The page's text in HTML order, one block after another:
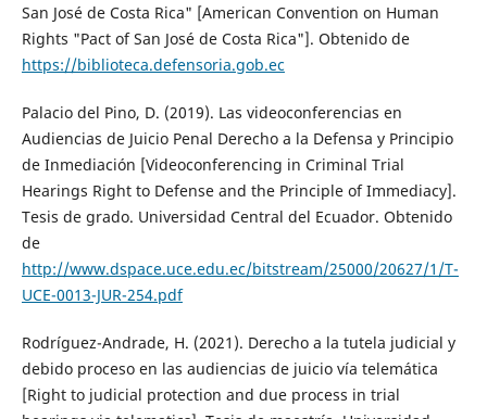
San José de Costa Rica" [American Convention on Human
Rights "Pact of San José de Costa Rica"]. Obtenido de
https://biblioteca.defensoria.gob.ec
Palacio del Pino, D. (2019). Las videoconferencias en
Audiencias de Juicio Penal Derecho a la Defensa y Principio
de Inmediación [Videoconferencing in Criminal Trial
Hearings Right to Defense and the Principle of Immediacy].
Tesis de grado. Universidad Central del Ecuador. Obtenido
de
http://www.dspace.uce.edu.ec/bitstream/25000/20627/1/T-
UCE-0013-JUR-254.pdf
Rodríguez-Andrade, H. (2021). Derecho a la tutela judicial y
debido proceso en las audiencias de juicio vía telemática
[Right to judicial protection and due process in trial